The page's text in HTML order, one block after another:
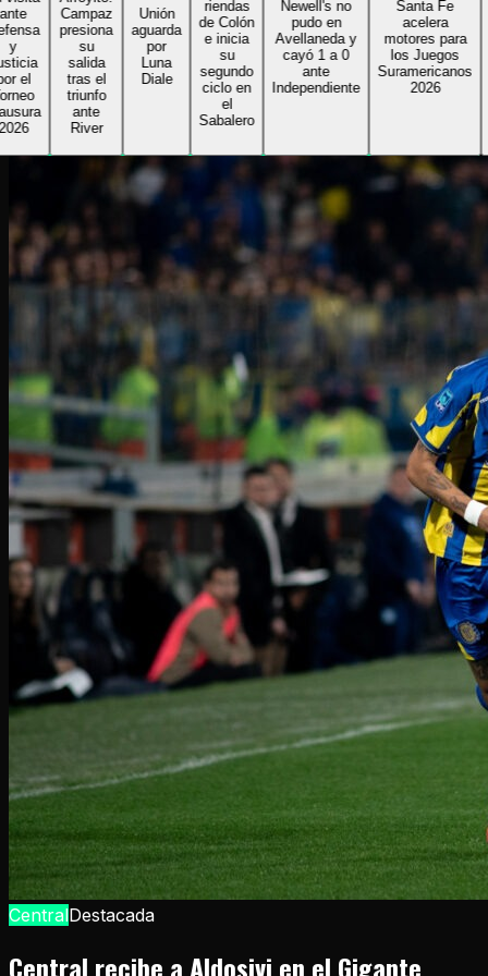
Campaz
presiona
salida
tras el
triunfo
ante
River
Unión
aguarda
Luna
Diale
riendas
de Colón
e inicia
segundo
ciclo en
Sabalero
Newell's no
pudo en
Avellaneda y
cayó 1 a 0
ante
Independiente
Santa Fe
acelera
motores para
los Juegos
Suramericanos
2026
CentralDestacada
Central recibe a Aldosivi en el Gigante